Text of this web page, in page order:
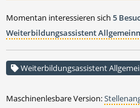
Momentan interessieren sich 5
Weiterbildungsassistent
Weiterbildungsassistent
Maschinenlesbare Version: